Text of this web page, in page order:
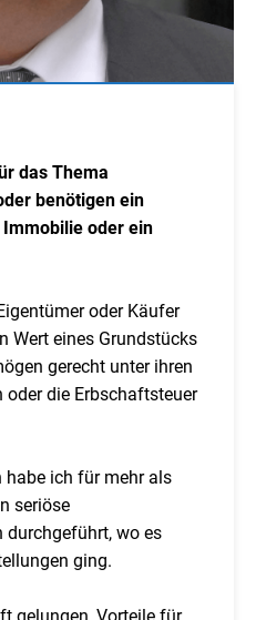
das Thema
benötigen ein
oder ein
oder Käufer
Wert eines Grundstücks
gerecht unter ihren
die Erbschaftsteuer
habe ich für mehr als
seriöse
durchgeführt, wo es
ging.